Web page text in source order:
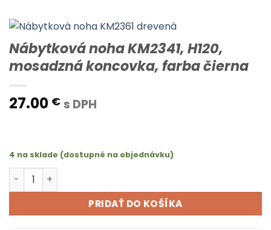
Nábytková noha KM2341, H120,
mosadzná koncovka, farba čierna
27.00 € s DPH
4 na sklade (dostupné na objednávku)
množstvo Nábytková noha KM2341, H120, mosadzná
PRIDAŤ DO KOŠÍKA